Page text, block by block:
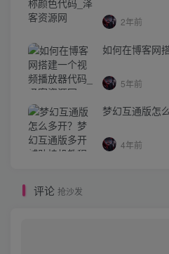
2年前
如何在博客网
5年前
梦幻互通版怎
4年前
评论 抢沙发